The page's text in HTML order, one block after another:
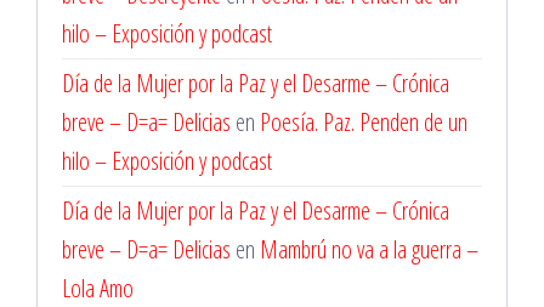
hilo – Exposición y podcast
Día de la Mujer por la Paz y el Desarme – Crónica
breve – D=a= Delicias en Poesía. Paz. Penden de un
hilo – Exposición y podcast
Día de la Mujer por la Paz y el Desarme – Crónica
breve – D=a= Delicias en Mambrú no va a la guerra –
Lola Amo